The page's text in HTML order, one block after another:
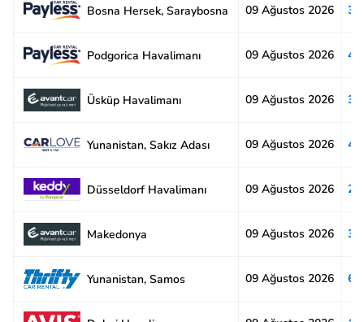
Bosna Hersek, Saraybosna 09 Ağustos 2026
Podgorica Havalimanı 09 Ağustos 2026
Üsküp Havalimanı 09 Ağustos 2026
Yunanistan, Sakız Adası 09 Ağustos 2026
Düsseldorf Havalimanı 09 Ağustos 2026
Makedonya 09 Ağustos 2026
Yunanistan, Samos 09 Ağustos 2026